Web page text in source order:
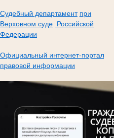
Судебный департамент при
Верховном суде Российской
Федерации
Официальный интернет-портал
правовой информации